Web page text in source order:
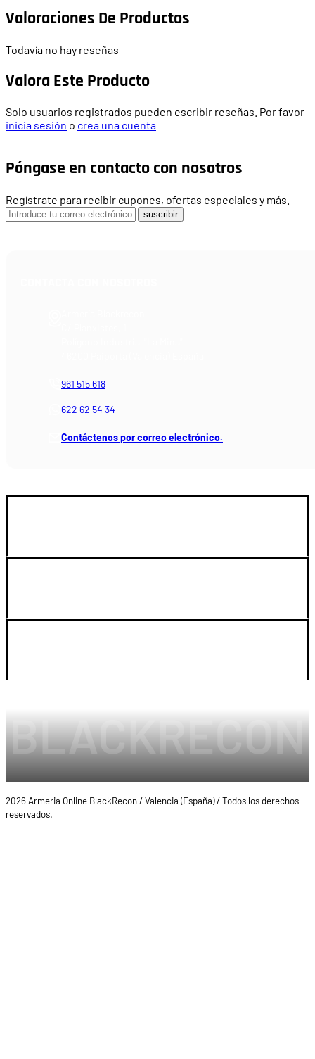
Valoraciones De Productos
Todavía no hay reseñas
Valora Este Producto
Solo usuarios registrados pueden escribir reseñas. Por favor
inicia sesión o crea una cuenta
Póngase en contacto con nosotros
Regístrate para recibir cupones, ofertas especiales y más.
suscribir
961 515 618
622 62 54 34
Contáctenos por correo electrónico.
2026 Armeria Online BlackRecon / Valencia (España) / Todos los derechos
reservados.